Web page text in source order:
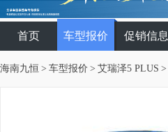
首页 车型报价 促销信息
海南九恒 > 车型报价 > 艾瑞泽5 PLUS >